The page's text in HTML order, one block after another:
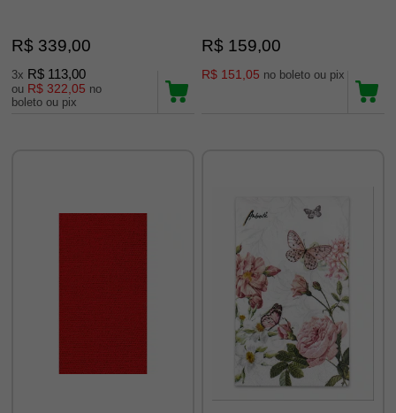
R$ 339,00
3x R$ 113,00
ou R$ 322,05 no
boleto ou pix
R$ 159,00
R$ 151,05 no boleto ou pix